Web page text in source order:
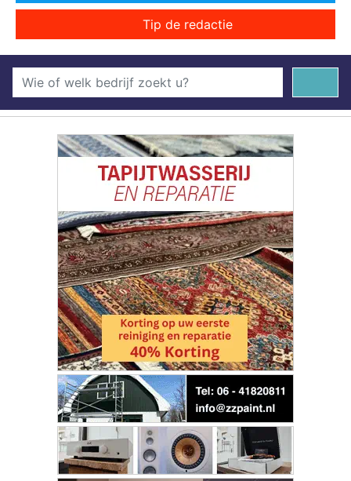
Tip de redactie